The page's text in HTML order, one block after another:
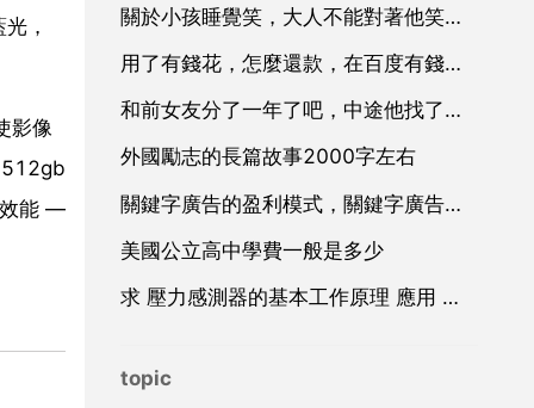
，
影像
512gb
效能 —
關於小孩睡覺笑，大人不能對著他笑的傳說
用了有錢花，怎麼還款，在百度有錢花借款後，如何還款？
和前女友分了一年了吧，中途他找了還做過了最近走回來找我談了月吧因為他之前的事我給他提分
外國勵志的長篇故事2000字左右
關鍵字廣告的盈利模式，關鍵字廣告廣告
美國公立高中學費一般是多少
求 壓力感測器的基本工作原理 應用 和設計 方面的資料
topic